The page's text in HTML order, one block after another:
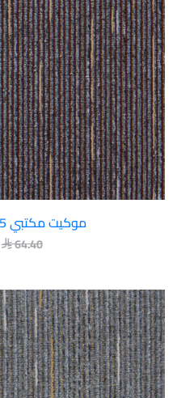
موكيت مكتبي HARMONY 9205
64.40